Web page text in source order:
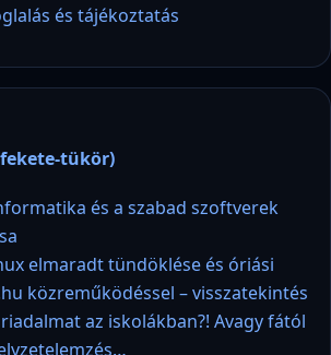
és tájékoztatás
tükör)
és a szabad szoftverek
elmaradt tündöklése és óriási
közreműködéssel – visszatekintés
az iskolákban?! Avagy fától